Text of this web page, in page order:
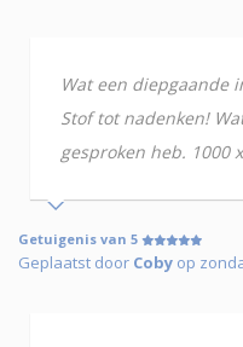
Wat een diepgaande
Stof tot nadenken!
gesproken heb. 1000
Getuigenis van 5
Geplaatst door Coby op